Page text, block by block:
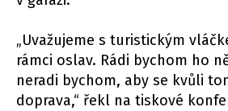
„Uvažujeme s turistickým
rámci oslav. Rádi bychom ho
neradi bychom, aby se kvůli
doprava,“ řekl na tiskové